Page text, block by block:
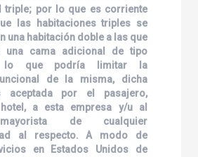
triple; por lo que es corriente
las habitaciones triples se
una habitación doble a las que
una cama adicional de tipo
lo que podría limitar la
de la misma, dicha
aceptada por el pasajero,
a esta empresa y/u al
de cualquier
al respecto. A modo de
en Estados Unidos de